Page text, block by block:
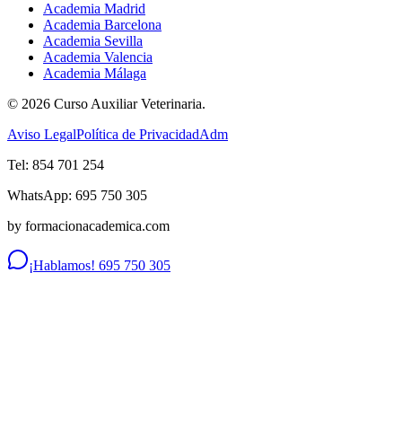
Academia Madrid
Academia Barcelona
Academia Sevilla
Academia Valencia
Academia Málaga
© 2026 Curso Auxiliar Veterinaria.
Aviso LegalPolítica de PrivacidadAdm
Tel: 854 701 254
WhatsApp: 695 750 305
by formacionacademica.com
¡Hablamos! 695 750 305